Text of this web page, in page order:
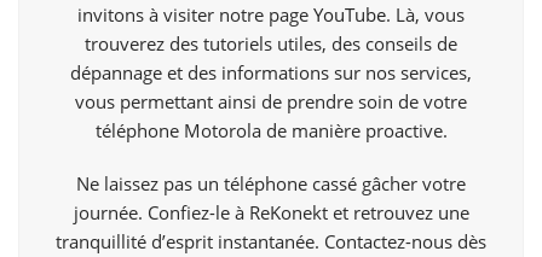
invitons à visiter notre page YouTube. Là, vous
trouverez des tutoriels utiles, des conseils de
dépannage et des informations sur nos services,
vous permettant ainsi de prendre soin de votre
téléphone Motorola de manière proactive.
Ne laissez pas un téléphone cassé gâcher votre
journée. Confiez-le à ReKonekt et retrouvez une
tranquillité d’esprit instantanée. Contactez-nous dès